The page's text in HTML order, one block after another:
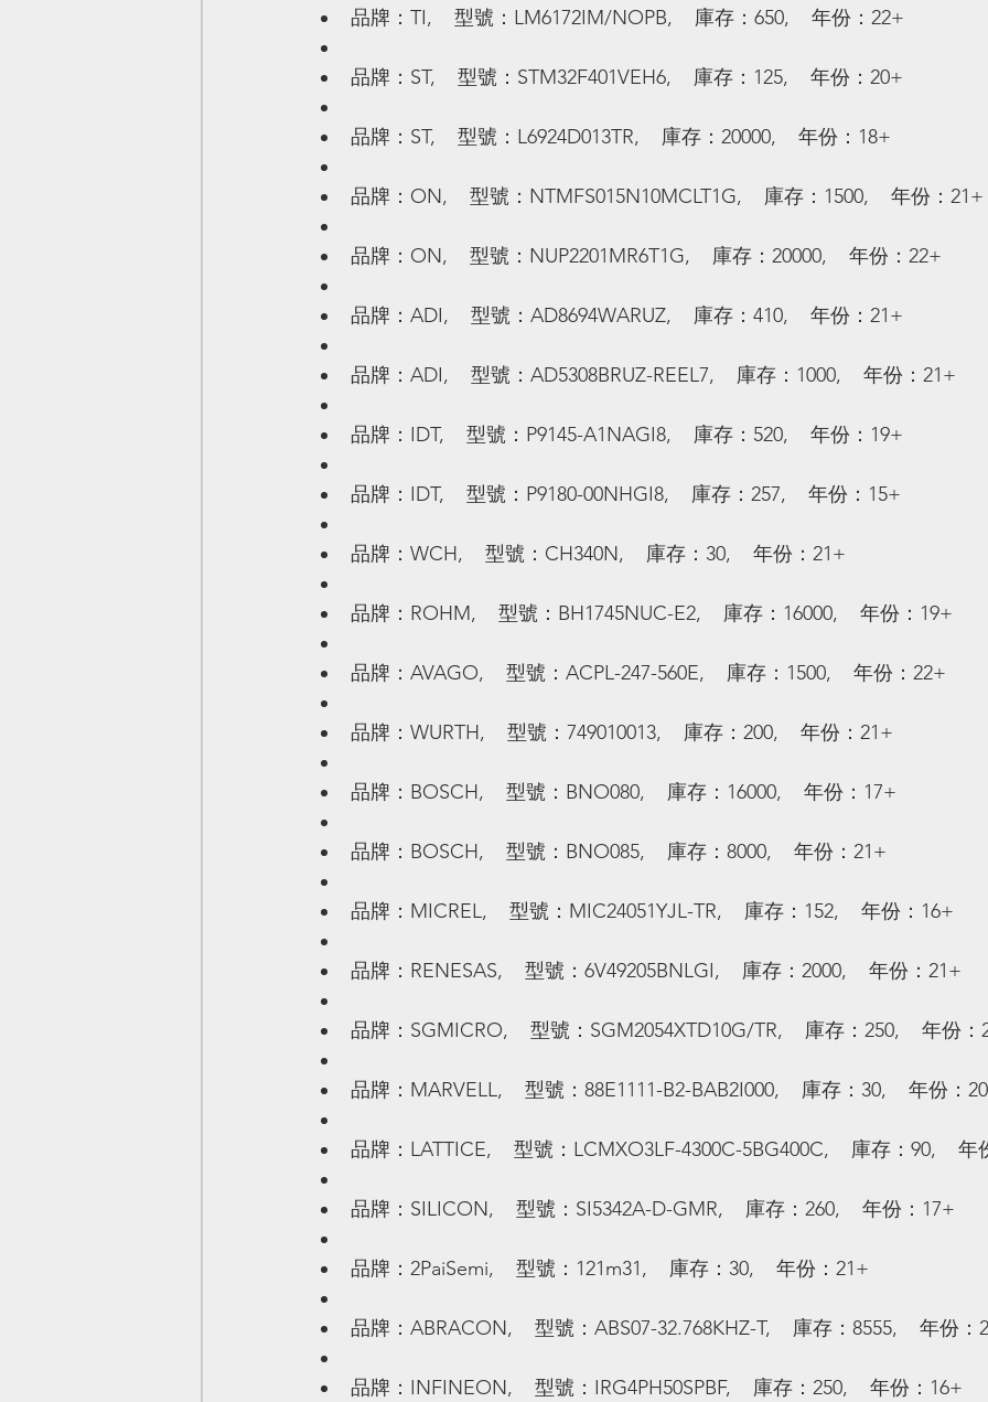
品牌：TI,    型號：LM6172IM/NOPB,    庫存：650,    年份：22+
品牌：ST,    型號：STM32F401VEH6,    庫存：125,    年份：20+
品牌：ST,    型號：L6924D013TR,    庫存：20000,    年份：18+
品牌：ON,    型號：NTMFS015N10MCLT1G,    庫存：1500,    年份：21+
品牌：ON,    型號：NUP2201MR6T1G,    庫存：20000,    年份：22+
品牌：ADI,    型號：AD8694WARUZ,    庫存：410,    年份：21+
品牌：ADI,    型號：AD5308BRUZ-REEL7,    庫存：1000,    年份：21+
品牌：IDT,    型號：P9145-A1NAGI8,    庫存：520,    年份：19+
品牌：IDT,    型號：P9180-00NHGI8,    庫存：257,    年份：15+
品牌：WCH,    型號：CH340N,    庫存：30,    年份：21+
品牌：ROHM,    型號：BH1745NUC-E2,    庫存：16000,    年份：19+
品牌：AVAGO,    型號：ACPL-247-560E,    庫存：1500,    年份：22+
品牌：WURTH,    型號：749010013,    庫存：200,    年份：21+
品牌：BOSCH,    型號：BNO080,    庫存：16000,    年份：17+
品牌：BOSCH,    型號：BNO085,    庫存：8000,    年份：21+
品牌：MICREL,    型號：MIC24051YJL-TR,    庫存：152,    年份：16+
品牌：RENESAS,    型號：6V49205BNLGI,    庫存：2000,    年份：21+
品牌：SGMICRO,    型號：SGM2054XTD10G/TR,    庫存：250,    年份：
品牌：MARVELL,    型號：88E1111-B2-BAB2I000,    庫存：30,    年份：
品牌：LATTICE,    型號：LCMXO3LF-4300C-5BG400C,    庫存：90,    年
品牌：SILICON,    型號：SI5342A-D-GMR,    庫存：260,    年份：17+
品牌：2PaiSemi,    型號：121m31,    庫存：30,    年份：21+
品牌：ABRACON,    型號：ABS07-32.768KHZ-T,    庫存：8555,    年份：
品牌：INFINEON,    型號：IRG4PH50SPBF,    庫存：250,    年份：16+